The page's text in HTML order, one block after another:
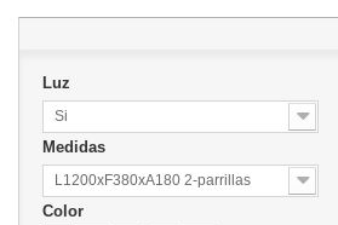
Luz
Si
Medidas
L1200xF380xA180 2-parrillas
Color